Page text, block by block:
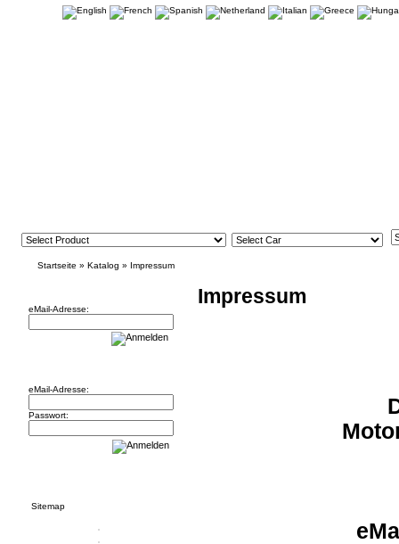
Startseite » Katalog » Impressum
eMail-Adresse:
eMail-Adresse:
Passwort:
Sitemap
Impressum